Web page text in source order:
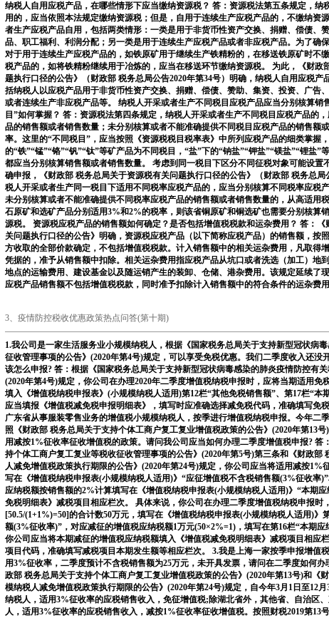
纳税人自用应税产品，在哪些情形下应当缴纳资源税？ 答：资源税法第五条规定，纳
用的，应当依照本法规定缴纳资源税；但是，自用于连续生产应税产品的，不缴纳资
者生产应税产品自用，包括两类情形：一类是用于非货币性资产交换、捐赠、偿债、
品、职工福利、利润分配；另一类是用于连续生产应税产品或者非应税产品。为了确
对于用于连续生产应税产品的，如铁原矿用于继续生产铁精粉的，在移送铁原矿时不
税产品的，如将铁精粉继续用于冶炼的，应当在移送环节缴纳资源税。 为此，《财政
题执行口径的公告》（财政部 税务总局公告2020年第34号）明确，纳税人自用应税产
括纳税人以应税产品用于非货币性资产交换、捐赠、偿债、赞助、集资、投资、广告
或者连续生产非应税产品等。 纳税人开采或者生产不同税目应税产品应当分别核算销
目”如何掌握？ 答：资源税法第四条规定，纳税人开采或者生产不同税目应税产品的
品的销售额或者销售数量；未分别核算或者不能准确提供不同税目应税产品的销售额
率。这里的“不同税目”，应当按照《资源税税目税率表》中所列应税产品的细类掌握
的“铁”“锰”“铬”“钒”“钛”等矿产品为不同税目，“盐”下的“钠盐”“钾盐”“镁盐”“锂盐”
都应当分别核算销售额或者销售数量。 考虑到同一税目下区分不同征税对象可能设置
确申报，《财政部 税务总局关于资源税有关问题执行口径的公告》（财政部 税务总局
税人开采或者生产同一税目下适用不同税率应税产品的，应当分别核算不同税率应税
未分别核算或者不能准确提供不同税率应税产品的销售额或者销售数量的，从高适用
石原矿和选矿产品分别适用3%和2%的税率，则该省铜原矿和铜选矿也需要分别核算
源税。 资源税应税产品的销售额如何确定？是否包括增值税税款和运杂费用？ 答：
关问题执行口径的公告》明确，资源税应税产品（以下简称应税产品）的销售额，按
方收取的全部价款确定，不包括增值税税款。计入销售额中的相关运杂费用，凡取得
凭据的，准予从销售额中扣除。相关运杂费用指应税产品从坑口或者洗选（加工）地
地点的运输费用、建设基金以及随运销产生的装卸、仓储、港杂费用。该规定延续了
应税产品销售额不包括增值税税款，同时准予扣除计入销售额中的符合条件的运杂费用
3、疫情防控税收优惠政策热点问答(第十期)
1.我公司是一家生活服务业小规模纳税人，根据《国家税务总局关于支持新型冠状病
征收管理事项的公告》(2020年第4号)规定，可以享受免税优惠。我们二季度收入还没
该怎么申报? 答：根据《国家税务总局关于支持新型冠状病毒感染的肺炎疫情防控有关
(2020年第4号)规定，你公司在办理2020年二季度增值税纳税申报时，应将当期适用免
填入《增值税纳税申报表》(小规模纳税人适用)第12栏“其他免税销售额”、第17栏“本
应当填报《增值税减免税申报明细表》，填写时应准确选择减免税代码，准确填写免
广东省从事服装零售业务的增值税小规模纳税人，按季进行增值税纳税申报。今年二
照《财政部 税务总局关于支持个体工商户复工复业增值税政策的公告》(2020年第13
用减按1%征收率征收增值税的政策。请问我公司应当如何办理二季度增值税申报? 答
持个体工商户复工复业等税收征收管理事项的公告》(2020年第5号)第三条和《财政部
人减免增值税政策执行期限的公告》(2020年第24号)规定，你公司应当将适用减按1%
写在《增值税纳税申报表(小规模纳税人适用)》“应征增值税不含税销售额(3%征收率
应纳税额按销售额的2%计算填写在《增值税纳税申报表(小规模纳税人适用)》“本期
免税明细表》减税项目相应栏次。 具体来说，你公司在办理二季度增值税纳税申报时
[50.5/(1+1%)=50]的合计数50万元，填写在《增值税纳税申报表(小规模纳税人适用)》
额(3%征收率)”，对应减征的增值税应纳税额1万元(50×2%=1)，填写在第16栏“本期应
你公司应当将本期减征的增值税应纳税额填入《增值税减免税明细表》减税项目相应
项目代码，准确填写减税项目本期发生额等相应栏次。 3.我是上海一家按季申报增值
用3%征收率，二季度预计不含税销售额为25万元，未开具发票，请问在二季度如何
政部 税务总局关于支持个体工商户复工复业增值税政策的公告》(2020年第13号)和《
模纳税人减免增值税政策执行期限的公告》(2020年第24号)规定，自今年3月1日至12
纳税人，适用3%征收率的应税销售收入，免征增值税;除湖北省外，其他省、自治区
人，适用3%征收率的应税销售收入，减按1%征收率征收增值税。按照财税2019第13